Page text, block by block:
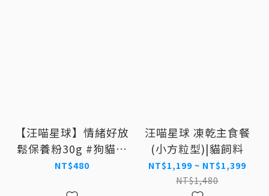
【汪喵星球】情緒好放
鬆保養粉30g #狗貓保
健
NT$480
汪喵星球 凍乾主食餐
(小方粒型)|貓飼料
NT$1,199 ~ NT$1,399
NT$1,480